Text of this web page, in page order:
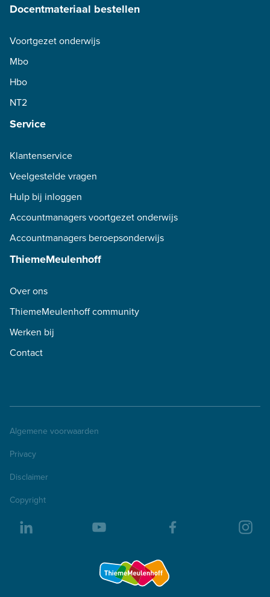
Docentmateriaal bestellen
Voortgezet onderwijs
Mbo
Hbo
NT2
Service
Klantenservice
Veelgestelde vragen
Hulp bij inloggen
Accountmanagers voortgezet onderwijs
Accountmanagers beroepsonderwijs
ThiemeMeulenhoff
Over ons
ThiemeMeulenhoff community
Werken bij
Contact
Algemene voorwaarden
Privacy
Disclaimer
Copyright